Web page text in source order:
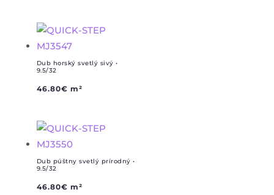
Dub horský svetlý sivý •
9.5/32
46.80€ m²
Dub púštny svetlý prírodný •
9.5/32
46.80€ m²